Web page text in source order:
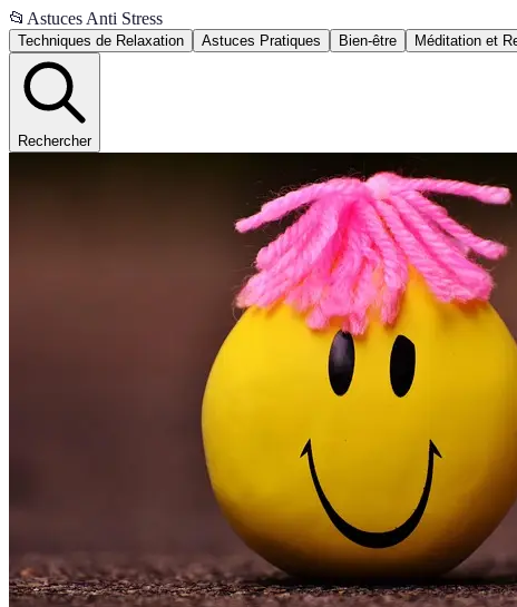
📂 Astuces Anti Stress
Techniques de Relaxation Astuces Pratiques Bien-être Méditation et
Rechercher